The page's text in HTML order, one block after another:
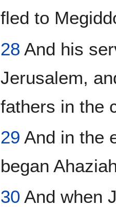
fled to
28 And his
Jerusalem,
fathers in the
29 And in the
began
30 And when